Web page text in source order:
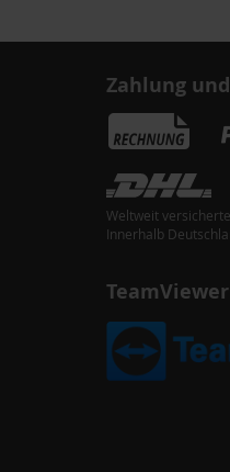
Zahlung
Weltweit
Innerhalb
TeamViewer